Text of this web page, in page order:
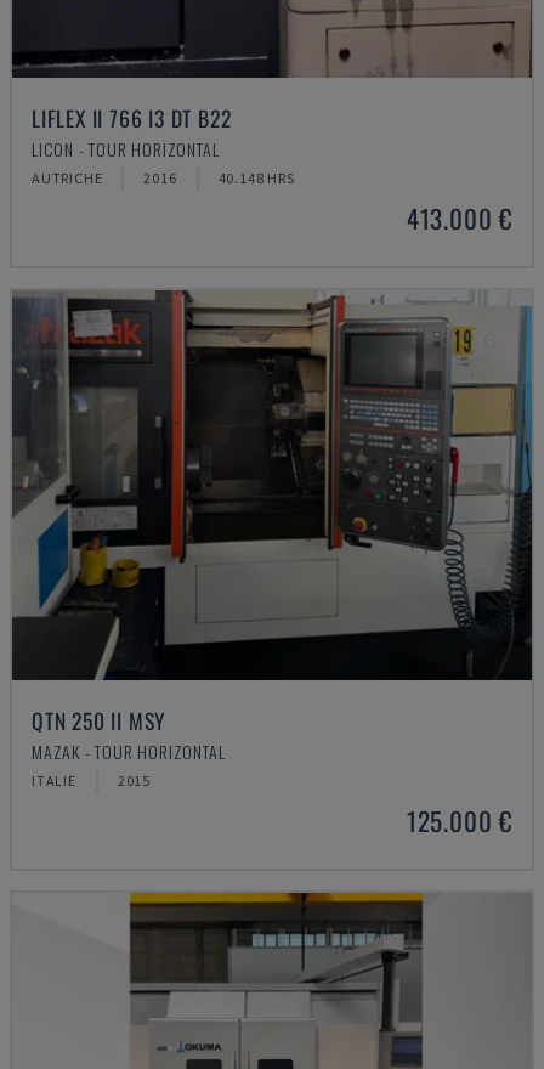
LIFLEX II 766 I3 DT B22
LICON - TOUR HORIZONTAL
AUTRICHE 2016 40.148 HRS
413.000 €
QTN 250 II MSY
MAZAK - TOUR HORIZONTAL
ITALIE 2015
125.000 €